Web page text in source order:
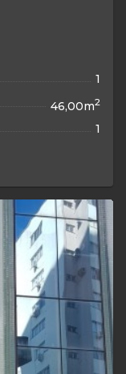
1
46,00m2
1